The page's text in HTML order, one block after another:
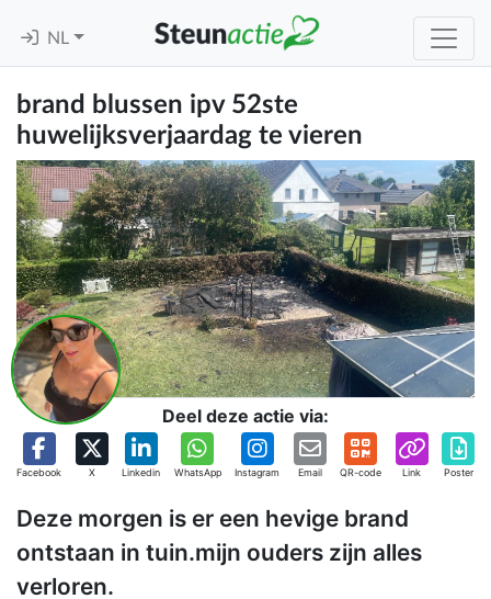
NL
brand blussen ipv 52ste
huwelijksverjaardag te vieren
Deel deze actie via:
Facebook X Linkedin WhatsApp Instagram Email QR-code Link Poster
Deze morgen is er een hevige brand
ontstaan in tuin.mijn ouders zijn alles
verloren.